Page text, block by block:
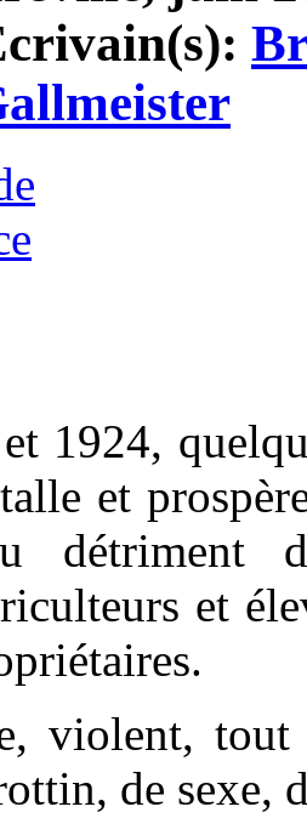
1924,
et
détriment
et
violent,
de sexe,